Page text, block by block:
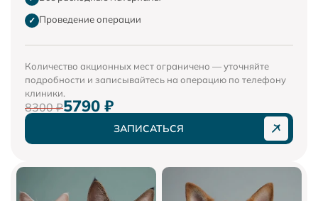
✓ Проведение операции
Количество акционных мест ограничено — уточняйте
подробности и записывайтесь на операцию по телефону
клиники.
8300 ₽5790 ₽
ЗАПИСАТЬСЯ